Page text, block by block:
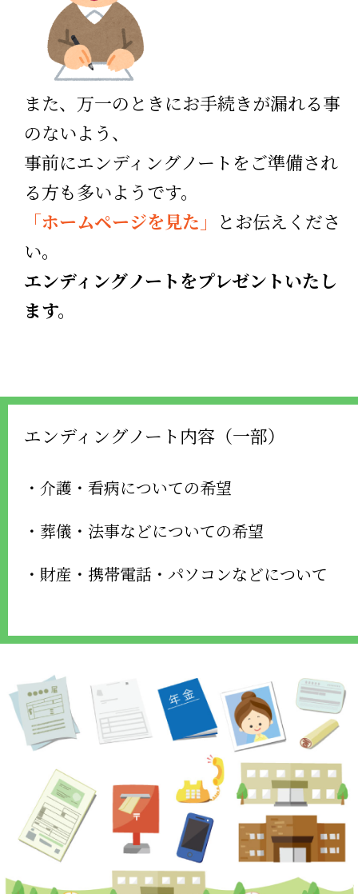
また、万一のときにお手続きが漏れる事
のないよう、
事前にエンディングノートをご準備され
る方も多いようです。
「ホームページを見た」
とお伝えくださ
い。
エンディングノートをプレゼントいたし
ます。
エンディングノート内容（一部）
・介護・看病についての希望
・葬儀・法事などについての希望
・財産・携帯電話・パソコンなどについて